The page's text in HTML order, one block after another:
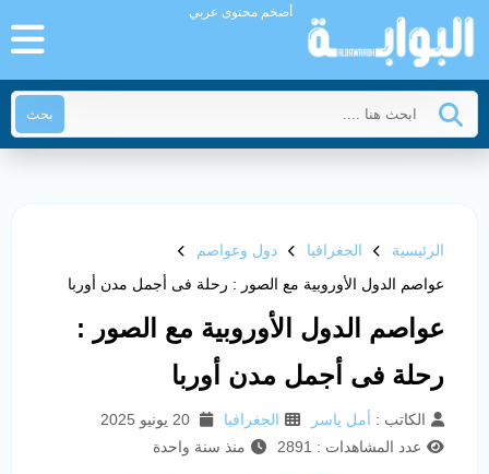
أضخم محتوى عربي
بحث
الرئيسية الجغرافيا
دول وعواصم
عواصم الدول الأوروبية مع الصور : رحلة فى أجمل مدن أوربا
عواصم الدول الأوروبية مع الصور :
رحلة فى أجمل مدن أوربا
الكاتب : أمل ياسر الجغرافيا
عدد المشاهدات : 2891
منذ سنة واحدة